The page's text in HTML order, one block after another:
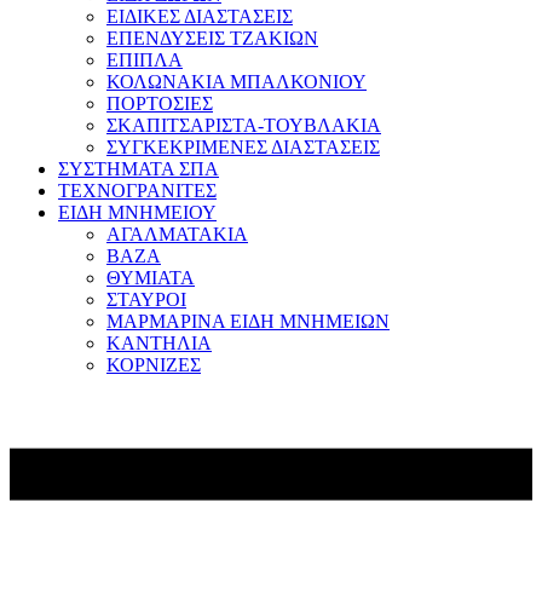
ΕΙΔΙΚΕΣ ΔΙΑΣΤΑΣΕΙΣ
ΕΠΕΝΔΥΣΕΙΣ ΤΖΑΚΙΩΝ
ΕΠΙΠΛΑ
ΚΟΛΩΝΑΚΙΑ ΜΠΑΛΚΟΝΙΟΥ
ΠΟΡΤΟΣΙΕΣ
ΣΚΑΠΙΤΣΑΡΙΣΤΑ-ΤΟΥΒΛΑΚΙΑ
ΣΥΓΚΕΚΡΙΜΕΝΕΣ ΔΙΑΣΤΑΣΕΙΣ
ΣΥΣΤΗΜΑΤΑ ΣΠΑ
ΤΕΧΝΟΓΡΑΝΙΤΕΣ
ΕΙΔΗ ΜΝΗΜΕΙΟΥ
ΑΓΑΛΜΑΤΑΚΙΑ
ΒΑΖΑ
ΘΥΜΙΑΤΑ
ΣΤΑΥΡΟΙ
ΜΑΡΜΑΡΙΝΑ ΕΙΔΗ ΜΝΗΜΕΙΩΝ
ΚΑΝΤΗΛΙΑ
ΚΟΡΝΙΖΕΣ